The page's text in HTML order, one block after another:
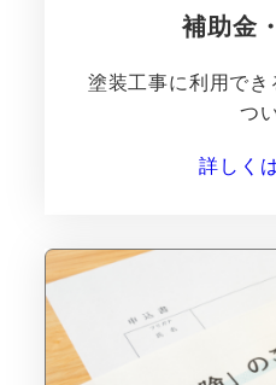
補助金
塗装工事に利用で
つ
詳しく